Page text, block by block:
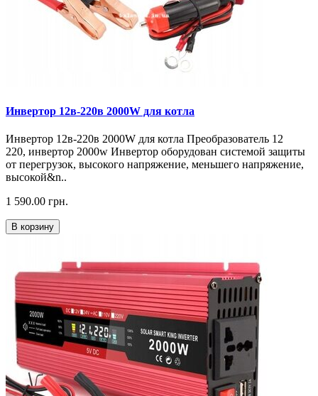
Инвертор 12в-220в 2000W для котла
Инвертор 12в-220в 2000W для котла Преобразователь 12
220, инвертор 2000w Инвертор оборудован системой защиты
от перегрузок, высокого напряжение, меньшего напряжение,
высокой&n..
1 590.00 грн.
В корзину